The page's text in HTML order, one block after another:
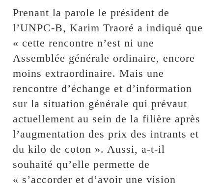
Prenant la parole le président de
l’UNPC-B, Karim Traoré a indiqué que
« cette rencontre n’est ni une
Assemblée générale ordinaire, encore
moins extraordinaire. Mais une
rencontre d’échange et d’information
sur la situation générale qui prévaut
actuellement au sein de la filière après
l’augmentation des prix des intrants et
du kilo de coton ». Aussi, a-t-il
souhaité qu’elle permette de
« s’accorder et d’avoir une vision